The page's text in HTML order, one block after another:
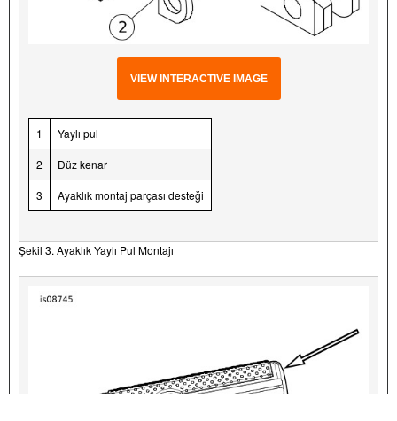
VIEW INTERACTIVE IMAGE
1 Yaylı pul
2 Düz kenar
3 Ayaklık montaj parçası desteği
Şekil 3. Ayaklık Yaylı Pul Montajı